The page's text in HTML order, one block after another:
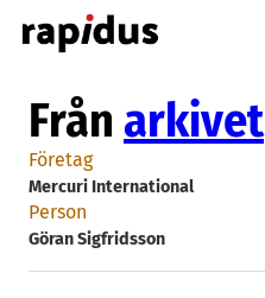
Hoppa
till
Från arkivet
Företag
Mercuri International
Person
Göran Sigfridsson